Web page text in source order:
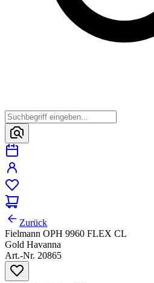
Zurück
Fielmann OPH 9960 FLEX CL
Gold Havanna
Art.-Nr. 20865